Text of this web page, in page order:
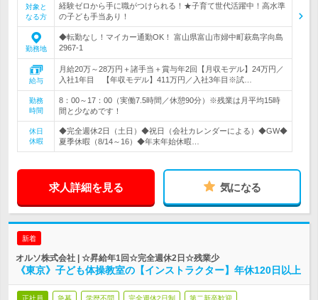
対象と
なる方
経験ゼロから手に職がつけられる！★子育て世代活躍中！高水準
の子ども手当あり！
勤務地
◆転勤なし！マイカー通勤OK！ 富山県富山市婦中町萩島字向島
2967-1
給与
月給20万～28万円＋諸手当＋賞与年2回【月収モデル】24万円／
入社1年目 【年収モデル】411万円／入社3年目※試…
勤務
時間
8：00～17：00（実働7.5時間／休憩90分）※残業は月平均15時
間と少なめです！
休日
休暇
◆完全週休2日（土日）◆祝日（会社カレンダーによる）◆GW◆
夏季休暇（8/14～16）◆年末年始休暇…
求人詳細を見る 気になる
新着
オルソ株式会社 | ☆昇給年1回☆完全週休2日☆残業少
《東京》子ども体操教室の【インストラクター】年休120日以上
正社員 急募 学歴不問 完全週休2日制 第二新卒歓迎